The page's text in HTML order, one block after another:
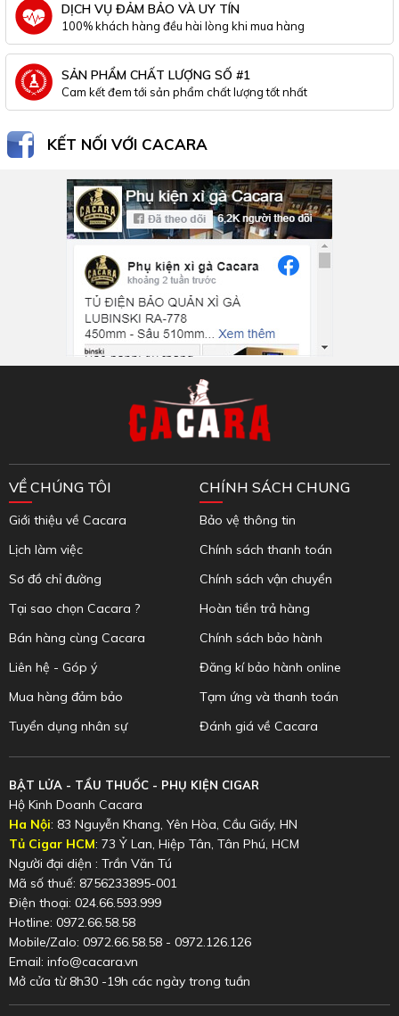
DỊCH VỤ ĐẢM BẢO VÀ UY TÍN
100% khách hàng đều hài lòng khi mua hàng
SẢN PHẨM CHẤT LƯỢNG SỐ #1
Cam kết đem tới sản phẩm chất lượng tốt nhất
KẾT NỐI VỚI CACARA
VỀ CHÚNG TÔI
Giới thiệu về Cacara
Lịch làm việc
Sơ đồ chỉ đường
Tại sao chọn Cacara ?
Bán hàng cùng Cacara
Liên hệ - Góp ý
Mua hàng đảm bảo
Tuyển dụng nhân sự
CHÍNH SÁCH CHUNG
Bảo vệ thông tin
Chính sách thanh toán
Chính sách vận chuyển
Hoàn tiền trả hàng
Chính sách bảo hành
Đăng kí bảo hành online
Tạm ứng và thanh toán
Đánh giá về Cacara
BẬT LỬA - TẨU THUỐC - PHỤ KIỆN CIGAR
Hộ Kinh Doanh Cacara
Ha Nội: 83 Nguyễn Khang, Yên Hòa, Cầu Giấy, HN
Tủ Cigar HCM: 73 Ỷ Lan, Hiệp Tân, Tân Phú, HCM
Người đại diện : Trần Văn Tú
Mã số thuế: 8756233895-001
Điện thoại: 024.66.593.999
Hotline: 0972.66.58.58
Mobile/Zalo: 0972.66.58.58 - 0972.126.126
Email: info@cacara.vn
Mở cửa từ 8h30 -19h các ngày trong tuần